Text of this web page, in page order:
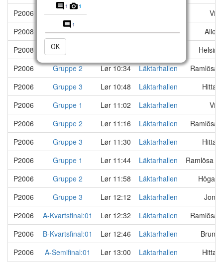
P2006
Gruppe 1
P2008
Gruppe 1 Lør 10:06 Läktarhallen
P2008
Gruppe 2
P2006
Gruppe 2 Lør 10:34 Läktarhallen
Ramlösa
P2006
Gruppe 3 Lør 10:48 Läktarhallen
P2006
Gruppe 1 Lør 11:02 Läktarhallen
P2006
Gruppe 2 Lør 11:16 Läktarhallen
Ramlösa
P2006
Gruppe 3 Lør 11:30 Läktarhallen
P2006
Gruppe 1 Lør 11:44 Läktarhallen
Ramlösa
P2006
Gruppe 2 Lør 11:58 Läktarhallen
P2006
Gruppe 3 Lør 12:12 Läktarhallen
P2006
A-Kvartsfinal:01 Lør 12:32 Läktarhallen
Ramlösa
P2006
B-Kvartsfinal:01 Lør 12:46 Läktarhallen
P2006
A-Semifinal:01 Lør 13:00 Läktarhallen
OK